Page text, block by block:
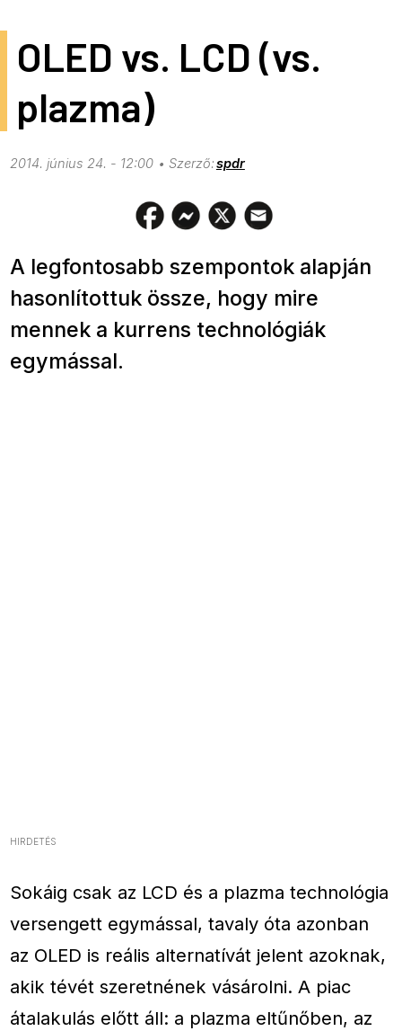
OLED vs. LCD (vs.
plazma)
2014. június 24. - 12:00 spdr
A legfontosabb szempontok alapján
hasonlítottuk össze, hogy mire
mennek a kurrens technológiák
egymással.
HIRDETÉS
Sokáig csak az LCD és a plazma technológia
versengett egymással, tavaly óta azonban
az OLED is reális alternatívát jelent azoknak,
akik tévét szeretnének vásárolni. A piac
átalakulás előtt áll: a plazma eltűnőben, az